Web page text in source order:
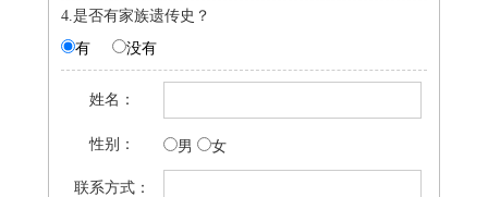
4.是否有家族遗传史？
有
没有
姓名：
性别： 男 女
联系方式：